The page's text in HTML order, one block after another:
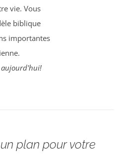
vie. Vous
biblique
importantes
aujourd'hui!
plan pour votre